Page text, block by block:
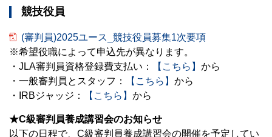
競技役員
(審判員)2025ユース_競技役員募集1次要項
※希望役職によって申込先が異なります。
・JLA審判員資格登録費支払い：
【こちら】 から
・一般審判員とスタッフ：
【こちら】 から
・IRBジャッジ：
【こちら】 から
★C級審判員養成講習会のお知らせ
以下の日程で、C級審判員養成講習会の開催を予定してい